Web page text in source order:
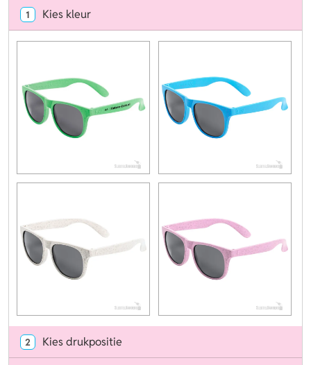
1 Kies kleur
2 Kies drukpositie